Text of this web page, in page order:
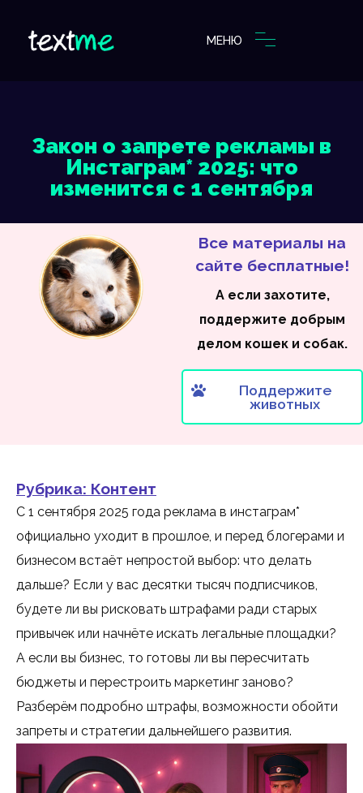
МЕНЮ
Закон о запрете рекламы в
Инстаграм* 2025: что
изменится с 1 сентября
Все материалы на
сайте бесплатные!
А если захотите,
поддержите добрым
делом кошек и собак.
Поддержите
животных
Рубрика: Контент
С 1 сентября 2025 года реклама в инстаграм*
официально уходит в прошлое, и перед блогерами и
бизнесом встаёт непростой выбор: что делать
дальше? Если у вас десятки тысяч подписчиков,
будете ли вы рисковать штрафами ради старых
привычек или начнёте искать легальные площадки?
А если вы бизнес, то готовы ли вы пересчитать
бюджеты и перестроить маркетинг заново?
Разберём подробно штрафы, возможности обойти
запреты и стратегии дальнейшего развития.